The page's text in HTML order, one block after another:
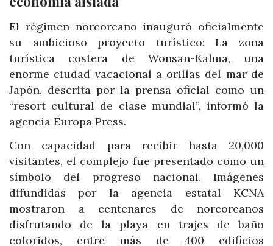
El régimen norcoreano inauguró oficialmente
su ambicioso proyecto turístico: La zona
turística costera de Wonsan-Kalma, una
enorme ciudad vacacional a orillas del mar de
Japón, descrita por la prensa oficial como un
“resort cultural de clase mundial”, informó la
agencia Europa Press.
Con capacidad para recibir hasta 20,000
visitantes, el complejo fue presentado como un
símbolo del progreso nacional. Imágenes
difundidas por la agencia estatal KCNA
mostraron a centenares de norcoreanos
disfrutando de la playa en trajes de baño
coloridos, entre más de 400 edificios